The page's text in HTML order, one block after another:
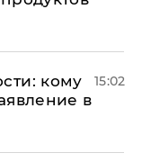
кому
в
15:02